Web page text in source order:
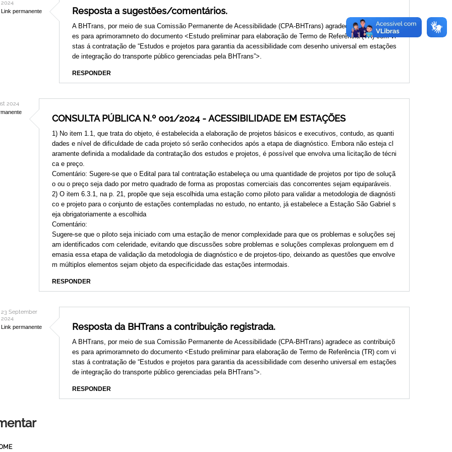
2024
Link permanente
by
Resposta a sugestões/comentários.
A BHTrans, por meio de sua Comissão Permanente de Acessibilidade (CPA-BHTrans) agradece as contribuiçõ
es para aprimoramneto do documento <Estudo preliminar para elaboração de Termo de Referência (TR) com vi
stas á contratação de “Estudos e projetos para garantia da acessibilidade com desenho universal em estações
de integração do transporte público gerenciadas pela BHTrans”>.
RESPONDER
2024
CONSULTA PÚBLICA N.º 001/2024 - ACESSIBILIDADE EM ESTAÇÕES
1) No item 1.1, que trata do objeto, é estabelecida a elaboração de projetos básicos e executivos, contudo, as quanti
dades e nível de dificuldade de cada projeto só serão conhecidos após a etapa de diagnóstico. Embora não esteja cl
aramente definida a modalidade da contratação dos estudos e projetos, é possível que envolva uma licitação de técni
ca e preço.
Comentário: Sugere-se que o Edital para tal contratação estabeleça ou uma quantidade de projetos por tipo de soluçã
o ou o preço seja dado por metro quadrado de forma as propostas comerciais das concorrentes sejam equiparáveis.
2) O item 6.3.1, na p. 21, propõe que seja escolhida uma estação como piloto para validar a metodologia de diagnósti
co e projeto para o conjunto de estações contempladas no estudo, no entanto, já estabelece a Estação São Gabriel s
eja obrigatoriamente a escolhida
Comentário:
Sugere-se que o piloto seja iniciado com uma estação de menor complexidade para que os problemas e soluções sej
am identificados com celeridade, evitando que discussões sobre problemas e soluções complexas prolonguem em d
emasia essa etapa de validação da metodologia de diagnóstico e de projetos-tipo, deixando as questões que envolve
m múltiplos elementos sejam objeto da especificidade das estações intermodais.
RESPONDER
23 September
2024
Link permanente
-
EM
Resposta da BHTrans a contribuição registrada.
A BHTrans, por meio de sua Comissão Permanente de Acessibilidade (CPA-BHTrans) agradece as contribuiçõ
es para aprimoramneto do documento <Estudo preliminar para elaboração de Termo de Referência (TR) com vi
stas á contratação de “Estudos e projetos para garantia da acessibilidade com desenho universal em estações
de integração do transporte público gerenciadas pela BHTrans”>.
RESPONDER